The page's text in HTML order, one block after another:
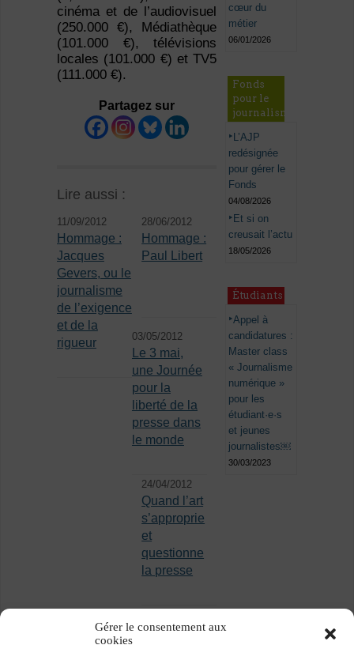
Gérer le consentement aux
cookies
cinéma et de l’audiovisuel
(250.000 €), Médiathèque
(101.000 €), télévisions
locales (101.000 €) et TV5
(111.000 €).
Partagez sur
Lire aussi :
11/09/2012
Hommage :
Jacques
Gevers, ou le
journalisme
de l’exigence
et de la
rigueur
28/06/2012
Hommage :
Paul Libert
03/05/2012
Le 3 mai,
une Journée
pour la
liberté de la
presse dans
le monde
24/04/2012
Quand l’art
s’approprie
et
questionne
la presse
cœur du
métier
06/01/2026
Fonds
pour le
journalisme
L’AJP
redésignée
pour gérer le
Fonds
04/08/2026
Et si on
creusait l’actu
18/05/2026
Étudiants
Appel à
candidatures :
Master class
« Journalisme
numérique »
pour les
étudiant·e·s
et jeunes
journalistes￼
30/03/2023